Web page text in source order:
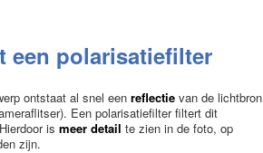
een polarisatiefilter
ontstaat al snel een reflectie van de lichtbron
Een polarisatiefilter filtert dit
is meer detail te zien in de foto, op
zijn.